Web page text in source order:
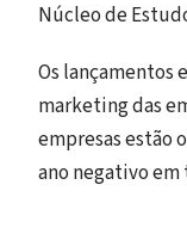
Núcleo de
Os lançamentos
marketing das
empresas estão
ano negativo em